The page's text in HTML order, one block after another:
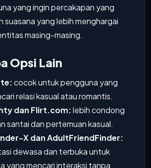
yang ingin percakapan yang
suasana yang lebih menghargai
masing-masing.
Opsi Lain
cocok untuk pengguna yang
relasi kasual atau romantis.
dan Flirt.com:lebih condong
santai dan pertemuan kasual.
X dan AdultFriendFinder:
dewasa dan terbuka untuk
yang mencari interaksi tanpa